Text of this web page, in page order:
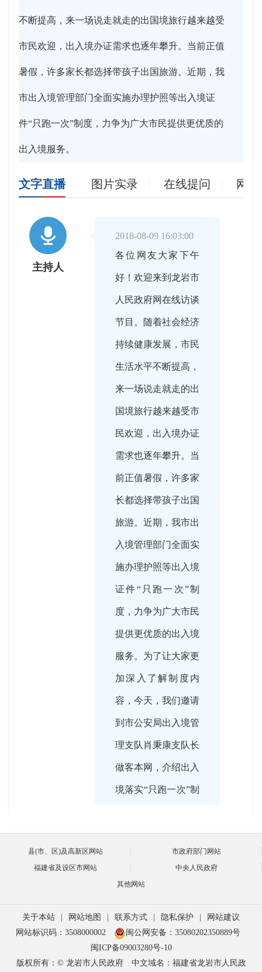
不断提高，来一场说走就走的出国境旅行越来越受
市民欢迎，出入境办证需求也逐年攀升。当前正值
暑假，许多家长都选择带孩子出国旅游。近期，我
市出入境管理部门全面实施办理护照等出入境证
件“只跑一次”制度，力争为广大市民提供更优质的
出入境服务。
文字直播 图片实录 在线提问 网

主持人
2018-08-09 16:03:00
各位网友大家下午
好！欢迎来到龙岩市
人民政府网在线访谈
节目。随着社会经济
持续健康发展，市民
生活水平不断提高，
来一场说走就走的出
国境旅行越来越受市
民欢迎，出入境办证
需求也逐年攀升。当
前正值暑假，许多家
长都选择带孩子出国
旅游。近期，我市出
入境管理部门全面实
施办理护照等出入境
证件“只跑一次”制
度，力争为广大市民
提供更优质的出入境
服务。为了让大家更
加深入了解制度内
容，今天，我们邀请
到市公安局出入境管
理支队肖秉康支队长
做客本网，介绍出入
境落实“只跑一次”制
相关情况，并就出入
境办证热点问题与网
友进行在线交流。欢
与，踊跃提问。
县(市、区)及高新区网站
市政府部门网站
福建省及设区市网站
中央人民政府
其他网站
关于本站 网站地图 联系方式 隐私保护
网站建议
网站标识码：3508000002
闽公网安备：35080202350889号
闽ICP备09003280号-10
版权所有：© 龙岩市人民政府
中文域名：福建省龙岩市人民政